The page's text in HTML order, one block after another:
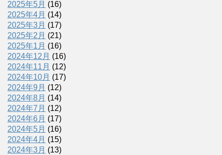
2025年5月 (16)
2025年4月 (14)
2025年3月 (17)
2025年2月 (21)
2025年1月 (16)
2024年12月 (16)
2024年11月 (12)
2024年10月 (17)
2024年9月 (12)
2024年8月 (14)
2024年7月 (12)
2024年6月 (17)
2024年5月 (16)
2024年4月 (15)
2024年3月 (13)